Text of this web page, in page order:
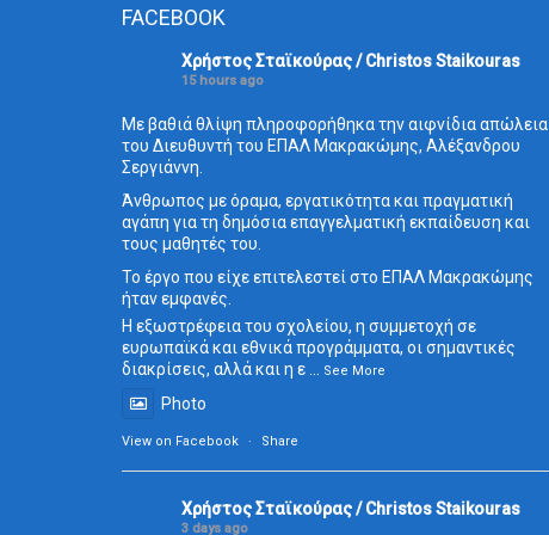
FACEBOOK
Χρήστος Σταϊκούρας / Christos Staikouras
15 hours ago
Με βαθιά θλίψη πληροφορήθηκα την αιφνίδια απώλεια
του Διευθυντή του ΕΠΑΛ Μακρακώμης, Αλέξανδρου
Σεργιάννη.
Άνθρωπος με όραμα, εργατικότητα και πραγματική
αγάπη για τη δημόσια επαγγελματική εκπαίδευση και
τους μαθητές του.
Το έργο που είχε επιτελεστεί στο ΕΠΑΛ Μακρακώμης
ήταν εμφανές.
Η εξωστρέφεια του σχολείου, η συμμετοχή σε
ευρωπαϊκά και εθνικά προγράμματα, οι σημαντικές
διακρίσεις, αλλά και η ε... See More
Photo
View on Facebook · Share
Χρήστος Σταϊκούρας / Christos Staikouras
3 days ago